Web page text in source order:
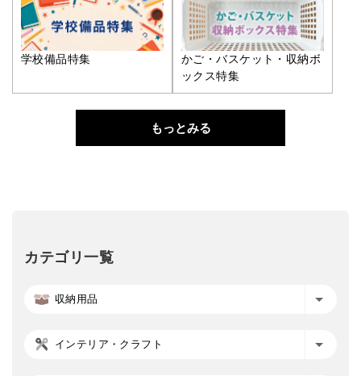
学校備品特集
かご・バスケット・収納ボ
ックス特集
もっとみる
カテゴリ一覧
収納用品
インテリア・クラフト